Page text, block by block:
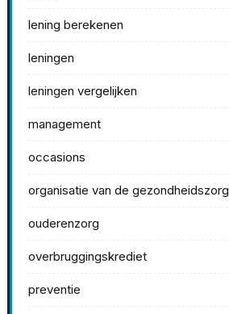
lening berekenen
leningen
leningen vergelijken
management
occasions
organisatie van de gezondheidszorg
ouderenzorg
overbruggingskrediet
preventie